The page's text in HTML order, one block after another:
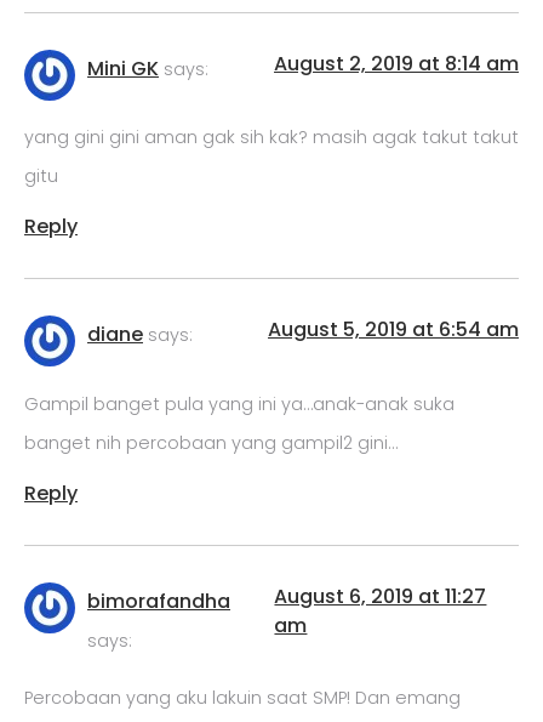
Mini GK says: August 2, 2019 at 8:14 am
yang gini gini aman gak sih kak? masih agak takut takut
gitu
Reply
diane says: August 5, 2019 at 6:54 am
Gampil banget pula yang ini ya…anak-anak suka
banget nih percobaan yang gampil2 gini…
Reply
bimorafandha
says:
August 6, 2019 at 11:27
am
Percobaan yang aku lakuin saat SMP! Dan emang